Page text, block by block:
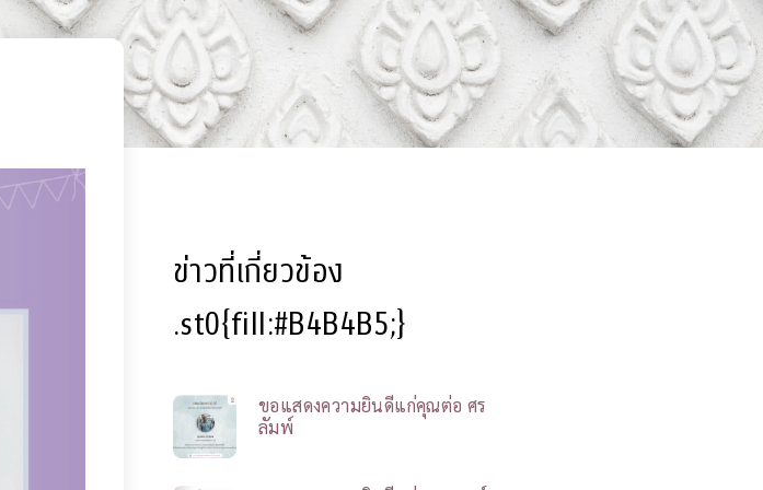
ข่าวที่เกี่ยวข้อง
.st0{fill:#B4B4B5;}
ขอแสดงความยินดีแก่คุณต่อ ศร
ลัมพ์